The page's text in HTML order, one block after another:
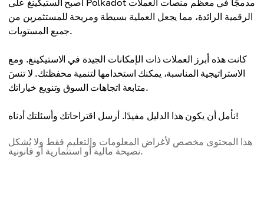
أصبح الستيكينغ على Polkadot مدمجًا في معظم منصات العملات
الرقمية الرائدة، مما يجعل العملية بسيطة ومريحة للمستثمرين من
جميع المستويات.
كانت هذه أبرز العملات ذات الإمكانات الجيدة في الاستيكينغ. ومع
الاستراتيجية المناسبة، يمكنك استخدامها لتنمية محفظتك. لا تنسَ
متابعة اتجاهات السوق وتنويع خياراتك.
نأمل أن يكون هذا الدليل مفيدًا. أرسل اقتراحاتك وأسئلتك أدناه!
هذا المحتوى مخصص لأغراض المعلومات والتعليم فقط ولا يُشكل
نصيحة مالية أو استثمارية أو قانونية.